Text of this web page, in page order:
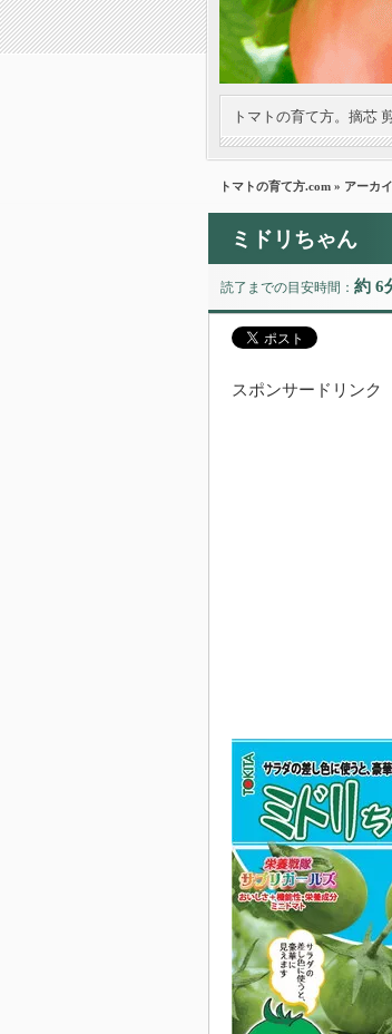
トマトの育て方。摘芯
トマトの育て方.com » アーカ
ミドリちゃん
読了までの目安時間： 約 6
スポンサードリンク